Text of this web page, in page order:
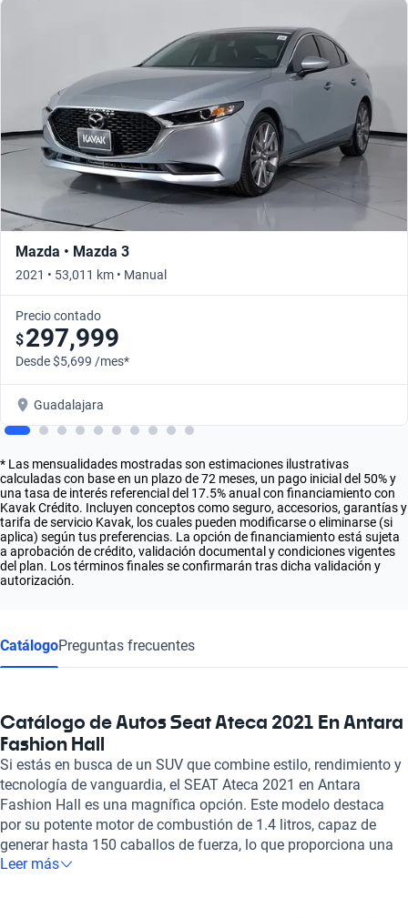
Mazda • Mazda 3
2021 • 53,011 km • Manual
Precio contado
$297,999
Desde $5,699 /mes*
Guadalajara
* Las mensualidades mostradas son estimaciones ilustrativas
calculadas con base en un plazo de 72 meses, un pago inicial del 50% y
una tasa de interés referencial del 17.5% anual con financiamiento con
Kavak Crédito. Incluyen conceptos como seguro, accesorios, garantías y
tarifa de servicio Kavak, los cuales pueden modificarse o eliminarse (si
aplica) según tus preferencias. La opción de financiamiento está sujeta
a aprobación de crédito, validación documental y condiciones vigentes
del plan. Los términos finales se confirmarán tras dicha validación y
autorización.
CatálogoPreguntas frecuentes
Catálogo de Autos Seat Ateca 2021 En Antara
Fashion Hall
Si estás en busca de un SUV que combine estilo, rendimiento y
tecnología de vanguardia, el SEAT Ateca 2021 en Antara
Fashion Hall es una magnífica opción. Este modelo destaca
por su potente motor de combustión de 1.4 litros, capaz de
generar hasta 150 caballos de fuerza, lo que proporciona una
experiencia de conducción ágil y dinámica. Su aceleración de 0
Leer más